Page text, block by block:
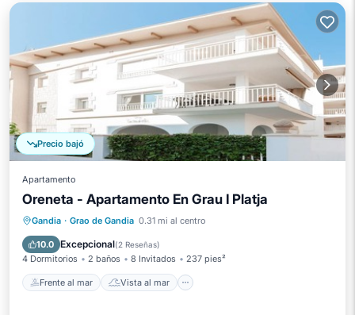
Precio bajó
Apartamento
Oreneta - Apartamento En Grau I Platja
Gandia · Grao de Gandia 0.31 mi al centro
10.0 Excepcional(2 Reseñas)
4 Dormitorios 2 baños 8 Invitados 237 pies²
Frente al mar Vista al mar
Frente al mar Vista al mar
Cocina